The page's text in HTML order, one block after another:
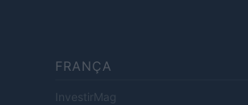
FRANÇA
InvestirMag